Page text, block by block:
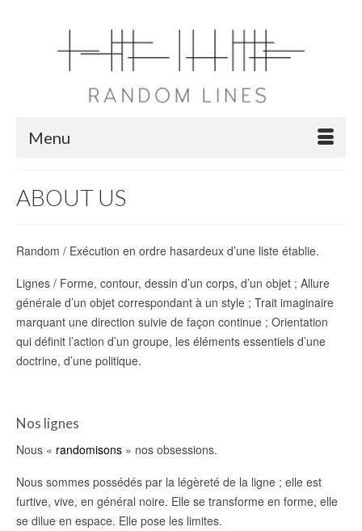
Menu
ABOUT US
Random / Exécution en ordre hasardeux d’une liste établie.
Lignes / Forme, contour, dessin d’un corps, d’un objet ; Allure
générale d’un objet correspondant à un style ; Trait imaginaire
marquant une direction suivie de façon continue ; Orientation
qui définit l’action d’un groupe, les éléments essentiels d’une
doctrine, d’une politique.
Nos lignes
Nous « randomisons » nos obsessions.
Nous sommes possédés par la légèreté de la ligne ; elle est
furtive, vive, en général noire. Elle se transforme en forme, elle
se dilue en espace. Elle pose les limites.